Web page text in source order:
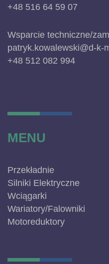
+48 516 64 59 07
Wsparcie techniczne/
patryk.kowalewski@d-k-
+48 512 082 994
MENU
Przekładnie
Silniki Elektryczne
Wciągarki
Wariatory/Falowniki
Motoreduktory